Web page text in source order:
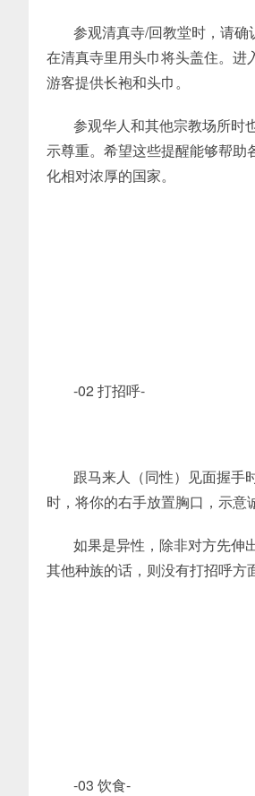
参观清真寺/回教堂时，请
在清真寺里用头巾将头盖住。进
游客提供长袍和头巾。
参观华人和其他宗教场所时
示尊重。希望这些提醒能够帮助
化相对浓厚的国家。
-02 打招呼-
跟马来人（同性）见面握手
时，将你的右手放置胸口，示意
如果是异性，除非对方先伸
其他种族的话，则没有打招呼方
-03 饮食-